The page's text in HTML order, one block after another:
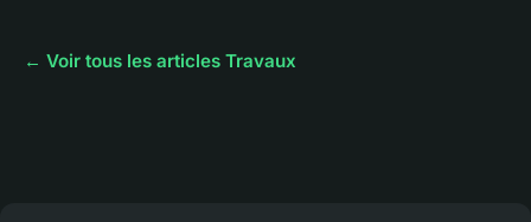
← Voir tous les articles Travaux